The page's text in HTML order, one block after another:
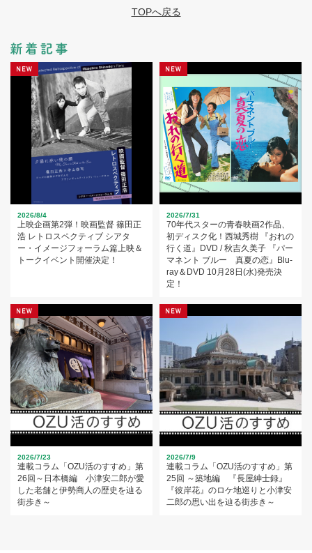
TOPへ戻る
2026/8/4
上映企画第2弾！映画監督 篠田正
浩 レトロスペクティブ シアタ
ー・イメージフォーラム篇上映＆
トークイベント開催決定！
2026/7/31
70年代スターの青春映画2作品、
初ディスク化！西城秀樹 『おれの
行く道』DVD / 秋吉久美子 『パー
マネント ブルー 真夏の恋』Blu-
ray＆DVD 10月28日(水)発売決
定！
2026/7/23
連載コラム「OZU活のすすめ」第
26回～日本橋編 小津安二郎が愛
した老舗と伊勢商人の歴史を辿る
街歩き～
2026/7/9
連載コラム「OZU活のすすめ」第
25回 ～築地編 『長屋紳士録』
『彼岸花』のロケ地巡りと小津安
二郎の思い出を辿る街歩き～